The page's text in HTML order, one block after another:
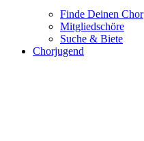
Finde Deinen Chor
Mitgliedschöre
Suche & Biete
Chorjugend